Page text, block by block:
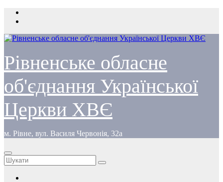
Перейти
Рівненське обласне
об'єднання Української
Церкви ХВЄ
м. Рівне, вул. Василя Червонія, 32а